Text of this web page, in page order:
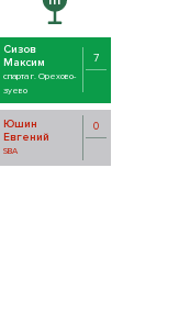
Сизов
Максим
спарта г. Орехово-
зуево
7
Юшин
Евгений
SBA
0